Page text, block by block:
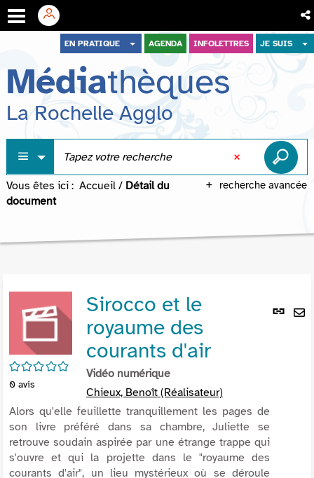
menu
contenu
recherche
EN PRATIQUE AGENDA INFOLETTRES JE SUIS
Médiathèques
La Rochelle Agglo
recherche avancée
Vous êtes ici : Accueil / Détail du
document
Lien
/5
0 avis
Sirocco et le
royaume des
courants d'air
Vidéo numérique
Chieux, Benoît (Réalisateur)
Alors qu'elle feuillette tranquillement les pages de
son livre préféré dans sa chambre, Juliette se
retrouve soudain aspirée par une étrange trappe qui
s'ouvre et qui la projette dans le "royaume des
courants d'air", un lieu mystérieux où se déroule